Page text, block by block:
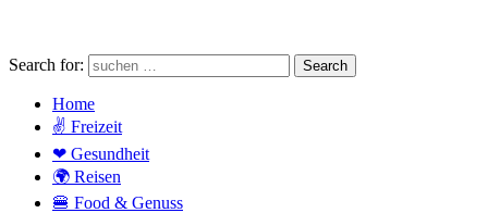
Search for: Search
Home
✌ Freizeit
❤ Gesundheit
🌍 Reisen
🍔 Food & Genuss